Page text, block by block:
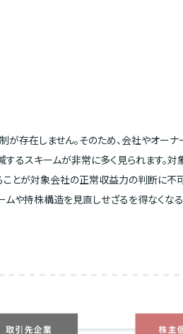
が存在しません。そのため、会社やオー
るスキームが非常に多く見られます。
とが対象会社の正常収益力の判断に不可
や持株構造を見直しせざるを得なくな